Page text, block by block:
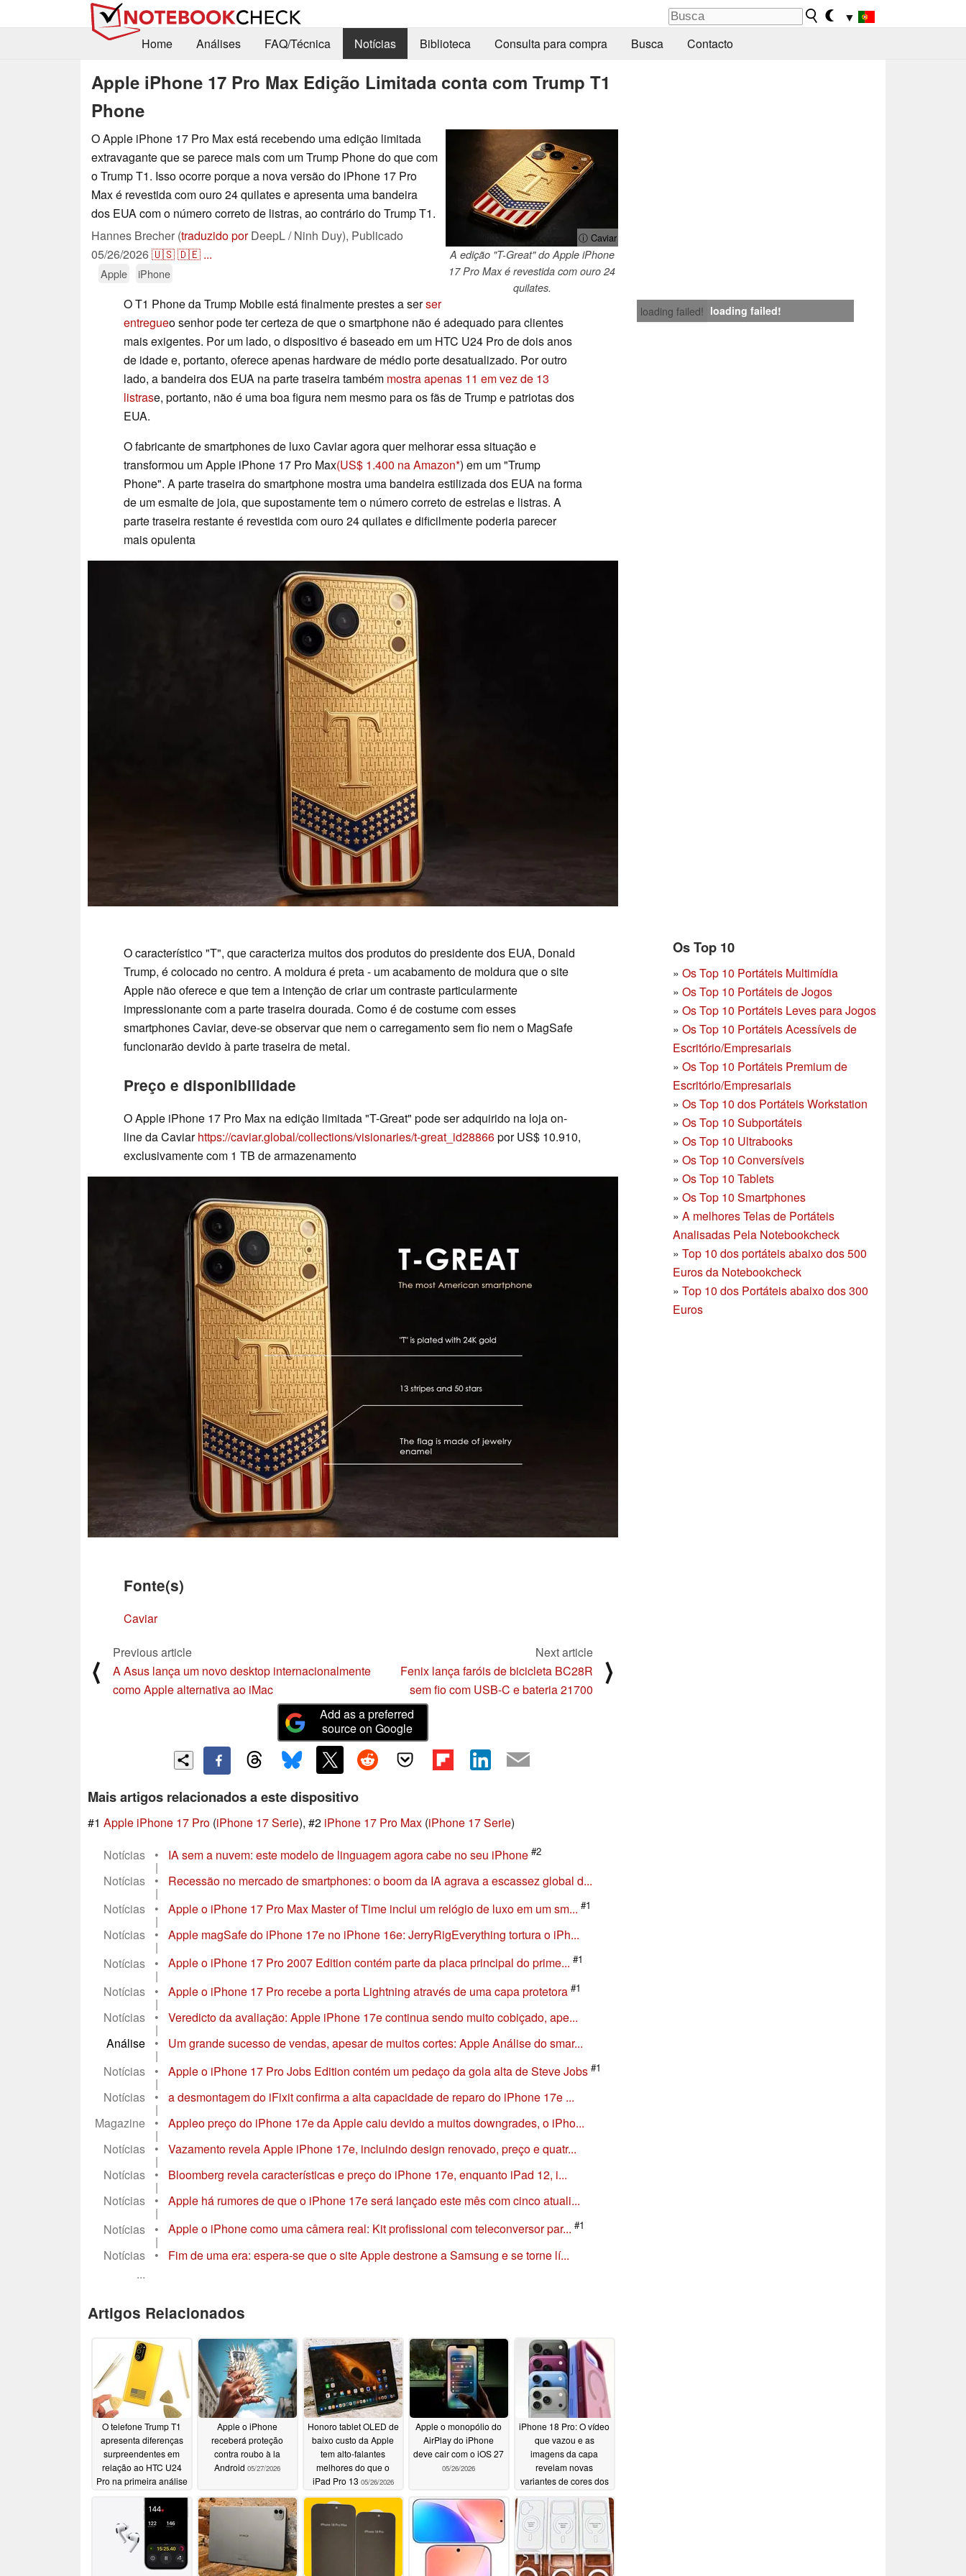
▼
Home
Análises FAQ/Técnica Notícias Biblioteca Consulta para compra Busca Contacto
Apple iPhone 17 Pro Max Edição Limitada conta com Trump T1
Phone
ⓘ Caviar
A edição "T-Great" do Apple iPhone
17 Pro Max é revestida com ouro 24
quilates.
O Apple iPhone 17 Pro Max está recebendo uma edição limitada
extravagante que se parece mais com um Trump Phone do que com
o Trump T1. Isso ocorre porque a nova versão do iPhone 17 Pro
Max é revestida com ouro 24 quilates e apresenta uma bandeira
dos EUA com o número correto de listras, ao contrário do Trump T1.
Hannes Brecher (traduzido porDeepL / Ninh Duy), Publicado
05/26/2026🇺🇸🇩🇪 ...
Apple iPhone
loading failed! loading failed!
O T1 Phone da Trump Mobile está finalmente prestes a serser
entregueo senhor pode ter certeza de que o smartphone não é adequado para clientes
mais exigentes. Por um lado, o dispositivo é baseado em um HTC U24 Pro de dois anos
de idade e, portanto, oferece apenas hardware de médio porte desatualizado. Por outro
lado, a bandeira dos EUA na parte traseira também mostra apenas 11 em vez de 13
listrase, portanto, não é uma boa figura nem mesmo para os fãs de Trump e patriotas dos
EUA.
O fabricante de smartphones de luxo Caviar agora quer melhorar essa situação e
transformou um Apple iPhone 17 Pro Max(US$ 1.400 na Amazon ) em um "Trump
Phone". A parte traseira do smartphone mostra uma bandeira estilizada dos EUA na forma
de um esmalte de joia, que supostamente tem o número correto de estrelas e listras. A
parte traseira restante é revestida com ouro 24 quilates e dificilmente poderia parecer
mais opulenta
Os Top 10
» Os Top 10 Portáteis Multimídia
» Os Top 10 Portáteis de Jogos
» Os Top 10 Portáteis Leves para Jogos
» Os Top 10 Portáteis Acessíveis de
Escritório/Empresariais
» Os Top 10 Portáteis Premium de
Escritório/Empresariais
» Os Top 10 dos Portáteis Workstation
» Os Top 10 Subportáteis
» Os Top 10 Ultrabooks
» Os Top 10 Conversíveis
» Os Top 10 Tablets
» Os Top 10 Smartphones
» A melhores Telas de Portáteis
Analisadas Pela Notebookcheck
» Top 10 dos portáteis abaixo dos 500
Euros da Notebookcheck
» Top 10 dos Portáteis abaixo dos 300
Euros
O característico "T", que caracteriza muitos dos produtos do presidente dos EUA, Donald
Trump, é colocado no centro. A moldura é preta - um acabamento de moldura que o site
Apple não oferece e que tem a intenção de criar um contraste particularmente
impressionante com a parte traseira dourada. Como é de costume com esses
smartphones Caviar, deve-se observar que nem o carregamento sem fio nem o MagSafe
funcionarão devido à parte traseira de metal.
Preço e disponibilidade
O Apple iPhone 17 Pro Max na edição limitada "T-Great" pode ser adquirido na loja on-
line da Caviarhttps://caviar.global/collections/visionaries/t-great_id28866por US$ 10.910,
exclusivamente com 1 TB de armazenamento
Fonte(s)
Caviar
⟨
Previous article
A Asus lança um novo desktop internacionalmente
como Apple alternativa ao iMac
Next article
Fenix lança faróis de bicicleta BC28R
sem fio com USB-C e bateria 21700
⟩
Add as a preferred
source on Google
Mais artigos relacionados a este dispositivo
#1 Apple iPhone 17 Pro (iPhone 17 Serie), #2 iPhone 17 Pro Max (iPhone 17 Serie)
Notícias
• IA sem a nuvem: este modelo de linguagem agora cabe no seu iPhone #2
|
Notícias
• Recessão no mercado de smartphones: o boom da IA agrava a escassez global d...
|
Notícias
• Apple o iPhone 17 Pro Max Master of Time inclui um relógio de luxo em um sm... #1
|
Notícias
• Apple magSafe do iPhone 17e no iPhone 16e: JerryRigEverything tortura o iPh...
|
Notícias
• Apple o iPhone 17 Pro 2007 Edition contém parte da placa principal do prime... #1
|
Notícias
• Apple o iPhone 17 Pro recebe a porta Lightning através de uma capa protetora #1
|
Notícias
• Veredicto da avaliação: Apple iPhone 17e continua sendo muito cobiçado, ape...
|
Análise
• Um grande sucesso de vendas, apesar de muitos cortes: Apple Análise do smar...
|
Notícias
• Apple o iPhone 17 Pro Jobs Edition contém um pedaço da gola alta de Steve Jobs #1
|
Notícias
• a desmontagem do iFixit confirma a alta capacidade de reparo do iPhone 17e ...
|
Magazine
• Appleo preço do iPhone 17e da Apple caiu devido a muitos downgrades, o iPho...
|
Notícias
• Vazamento revela Apple iPhone 17e, incluindo design renovado, preço e quatr...
|
Notícias
• Bloomberg revela características e preço do iPhone 17e, enquanto iPad 12, i...
|
Notícias
• Apple há rumores de que o iPhone 17e será lançado este mês com cinco atuali...
|
Notícias
• Apple o iPhone como uma câmera real: Kit profissional com teleconversor par... #1
|
Notícias
•
Fim de uma era: espera-se que o site Apple destrone a Samsung e se torne lí...
...
Artigos Relacionados
O telefone Trump T1
apresenta diferenças
surpreendentes em
relação ao HTC U24
Pro na primeira análise
06/11/2026
Apple o iPhone
receberá proteção
contra roubo à la
Android 05/27/2026
Honoro tablet OLED de
baixo custo da Apple
tem alto-falantes
melhores do que o
iPad Pro 13 05/26/2026
Apple o monopólio do
AirPlay do iPhone
deve cair com o iOS 27
05/26/2026
iPhone 18 Pro: O vídeo
que vazou e as
imagens da capa
revelam novas
variantes de cores dos
da Apple